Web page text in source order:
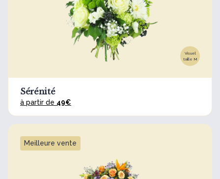
Visuel
taille M
Sérénité
à partir de 49€
Meilleure vente